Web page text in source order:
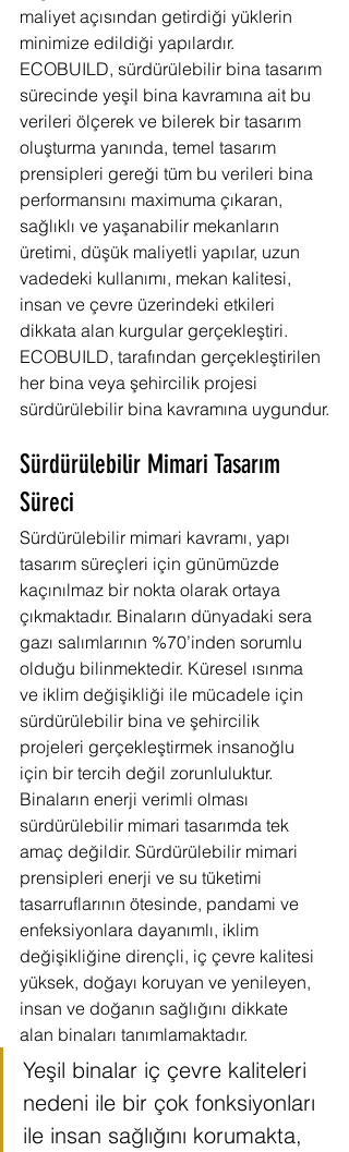
maliyet açısından getirdiği yüklerin
minimize edildiği yapılardır.
ECOBUILD, sürdürülebilir bina tasarım
sürecinde yeşil bina kavramına ait bu
verileri ölçerek ve bilerek bir tasarım
oluşturma yanında, temel tasarım
prensipleri gereği tüm bu verileri bina
performansını maximuma çıkaran,
sağlıklı ve yaşanabilir mekanların
üretimi, düşük maliyetli yapılar, uzun
vadedeki kullanımı, mekan kalitesi,
insan ve çevre üzerindeki etkileri
dikkata alan kurgular gerçekleştiri.
ECOBUILD, tarafından gerçekleştirilen
her bina veya şehircilik projesi
sürdürülebilir bina kavramına uygundur.
Sürdürülebilir Mimari Tasarım
Süreci
Sürdürülebilir mimari kavramı, yapı
tasarım süreçleri için günümüzde
kaçınılmaz bir nokta olarak ortaya
çıkmaktadır. Binaların dünyadaki sera
gazı salımlarının %70’inden sorumlu
olduğu bilinmektedir. Küresel ısınma
ve iklim değişikliği ile mücadele için
sürdürülebilir bina ve şehircilik
projeleri gerçekleştirmek insanoğlu
için bir tercih değil zorunluluktur.
Binaların enerji verimli olması
sürdürülebilir mimari tasarımda tek
amaç değildir. Sürdürülebilir mimari
prensipleri enerji ve su tüketimi
tasarruflarının ötesinde, pandami ve
enfeksiyonlara dayanımlı, iklim
değişikliğine dirençli, iç çevre kalitesi
yüksek, doğayı koruyan ve yenileyen,
insan ve doğanın sağlığını dikkate
alan binaları tanımlamaktadır.
Yeşil binalar iç çevre kaliteleri
nedeni ile bir çok fonksiyonları
ile insan sağlığını korumakta,